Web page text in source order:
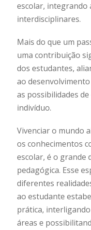
escolar, integrando
interdisciplinares.
Mais do que um
uma contribuição
dos estudantes,
ao
as possibilidades
indivíduo.
Vivenciar o mundo
os conhecimentos
escolar, é o grande
pedagógica. Esse
diferentes
ao estudante
prática,
áreas e